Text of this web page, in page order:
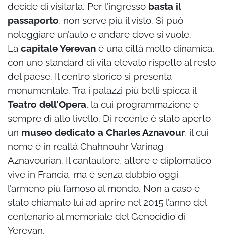
decide di visitarla. Per l’ingresso basta il
passaporto, non serve più il visto. Si può
noleggiare un’auto e andare dove si vuole.
La capitale Yerevan è una città molto dinamica,
con uno standard di vita elevato rispetto al resto
del paese. Il centro storico si presenta
monumentale. Tra i palazzi più belli spicca il
Teatro dell’Opera, la cui programmazione è
sempre di alto livello. Di recente è stato aperto
un museo dedicato a Charles Aznavour, il cui
nome è in realtà Chahnouhr Varinag
Aznavourian. Il cantautore, attore e diplomatico
vive in Francia, ma è senza dubbio oggi
l’armeno più famoso al mondo. Non a caso è
stato chiamato lui ad aprire nel 2015 l’anno del
centenario al memoriale del Genocidio di
Yerevan.